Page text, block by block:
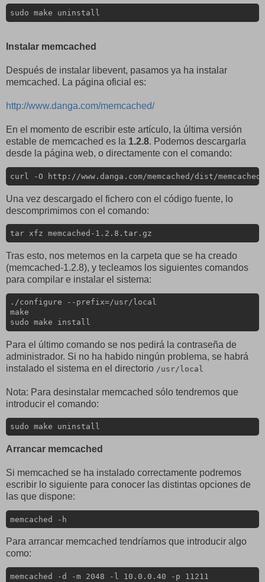
sudo make uninstall
Instalar memcached
Después de instalar libevent, pasamos ya ha instalar
memcached. La página oficial es:
http://www.danga.com/memcached/
En el momento de escribir este artículo, la última versión
estable de memcached es la 1.2.8. Podemos descargarla
desde la página web, o directamente con el comando:
curl -O http://www.danga.com/memcached/dist/
Una vez descargado el fichero con el código fuente, lo
descomprimimos con el comando:
tar xfz memcached-1.2.8.tar.gz
Tras esto, nos metemos en la carpeta que se ha creado
(memcached-1.2.8), y tecleamos los siguientes comandos
para compilar e instalar el sistema:
./configure --prefix=/usr/local
make
sudo make install
Para el último comando se nos pedirá la contraseña de
administrador. Si no ha habido ningún problema, se habrá
instalado el sistema en el directorio /usr/local
Nota: Para desinstalar memcached sólo tendremos que
introducir el comando:
sudo make uninstall
Arrancar memcached
Si memcached se ha instalado correctamente podremos
escribir lo siguiente para conocer las distintas opciones de
las que dispone:
memcached -h
Para arrancar memcached tendríamos que introducir algo
como:
memcached -d -m 2048 -l 10.0.0.40 -p 11211